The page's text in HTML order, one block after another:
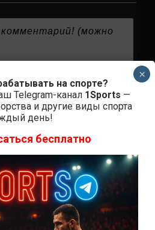
на спорте?
Telegram-канал 1Sports —
и другие виды спорта
день!
бесплатно
×